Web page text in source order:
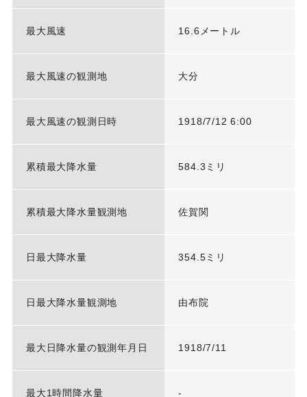
最大風速 16.6メートル
最大風速の観測地 大分
最大風速の観測日時 1918/7/12 6:00
累積最大降水量 584.3ミリ
累積最大降水量観測地 佐賀関
日最大降水量 354.5ミリ
日最大降水量観測地 由布院
最大日降水量の観測年月日 1918/7/11
最大1時間降水量 -